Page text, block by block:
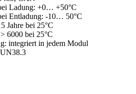
Ladung: +0… +50°C
Entladung: -10… 50°C
Jahre bei 25°C
6000 bei 25°C
integriert in jedem Modul